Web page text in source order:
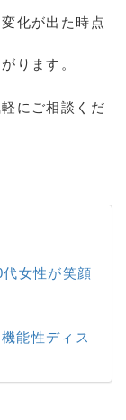
化が出た時点
ります。
にご相談くだ
女性が笑顔
能性ディス